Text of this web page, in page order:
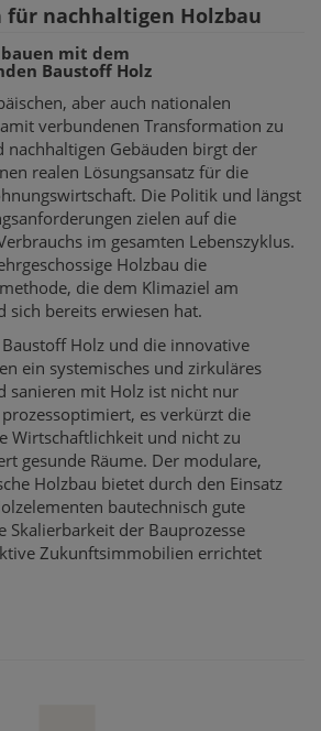
für nachhaltigen Holzbau
mit dem
Baustoff Holz
aber auch nationalen
verbundenen Transformation zu
nachhaltigen Gebäuden birgt der
realen Lösungsansatz für die
Die Politik und längst
zielen auf die
im gesamten Lebenszyklus.
Holzbau die
die dem Klimaziel am
sich bereits erwiesen hat.
Holz und die innovative
ein systemisches und zirkuläres
sanieren mit Holz ist nicht nur
es verkürzt die
Wirtschaftlichkeit und nicht zu
gesunde Räume. Der modulare,
Holzbau bietet durch den Einsatz
bautechnisch gute
Skalierbarkeit der Bauprozesse
Zukunftsimmobilien errichtet